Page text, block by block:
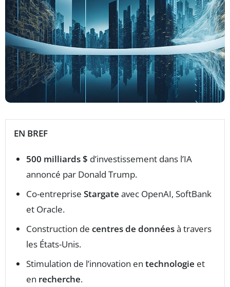
EN BREF
500 milliards $ d’investissement dans l’IA
annoncé par Donald Trump.
Co-entreprise Stargate avec OpenAI, SoftBank
et Oracle.
Construction de centres de donnéesà travers
les États-Unis.
Stimulation de l’innovation en technologie et
en recherche.